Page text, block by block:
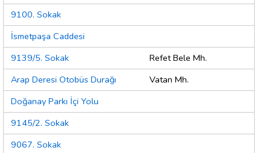
9100. Sokak
İsmetpaşa Caddesi
9139/5. Sokak
Refet Bele Mh.
Arap Deresi Otobüs Durağı
Vatan Mh.
Doğanay Parkı İçi Yolu
9145/2. Sokak
9067. Sokak